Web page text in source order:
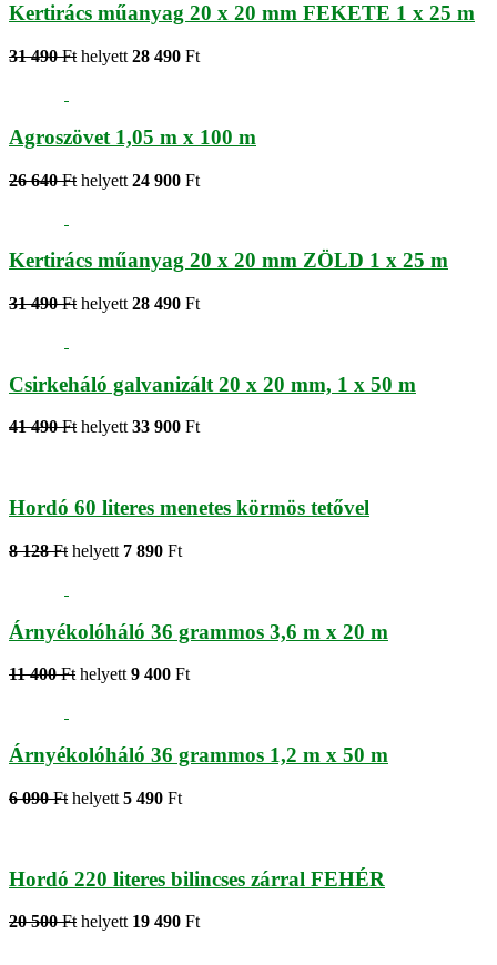
Kertirács műanyag 20 x 20 mm FEKETE 1 x 25 m
31 490 Ft helyett 28 490 Ft
Agroszövet 1,05 m x 100 m
26 640 Ft helyett 24 900 Ft
Kertirács műanyag 20 x 20 mm ZÖLD 1 x 25 m
31 490 Ft helyett 28 490 Ft
Csirkeháló galvanizált 20 x 20 mm, 1 x 50 m
41 490 Fthelyett33 900 Ft
Hordó 60 literes menetes körmös tetővel
8 128 Ft helyett 7 890 Ft
Árnyékolóháló 36 grammos 3,6 m x 20 m
11 400 Ft helyett 9 400 Ft
Árnyékolóháló 36 grammos 1,2 m x 50 m
6 090 Ft helyett 5 490 Ft
Hordó 220 literes bilincses zárral FEHÉR
20 500 Ft helyett 19 490 Ft